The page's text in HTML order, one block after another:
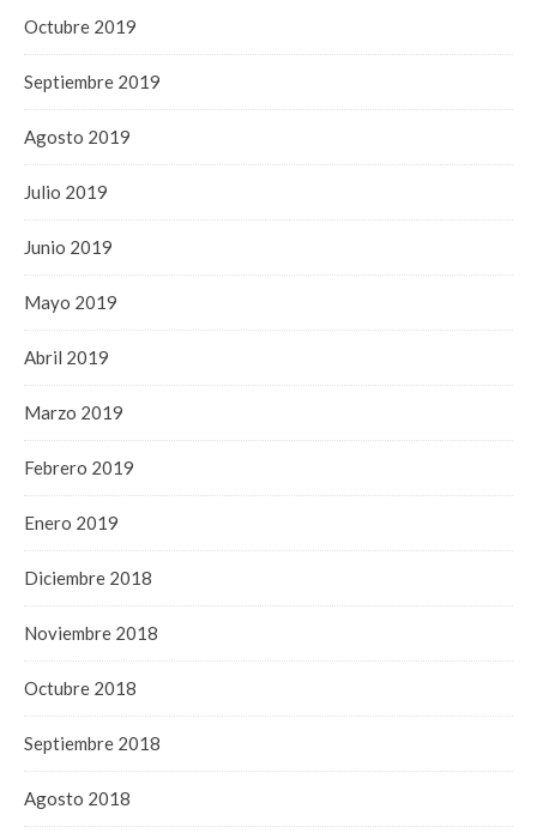
Octubre 2019
Septiembre 2019
Agosto 2019
Julio 2019
Junio 2019
Mayo 2019
Abril 2019
Marzo 2019
Febrero 2019
Enero 2019
Diciembre 2018
Noviembre 2018
Octubre 2018
Septiembre 2018
Agosto 2018